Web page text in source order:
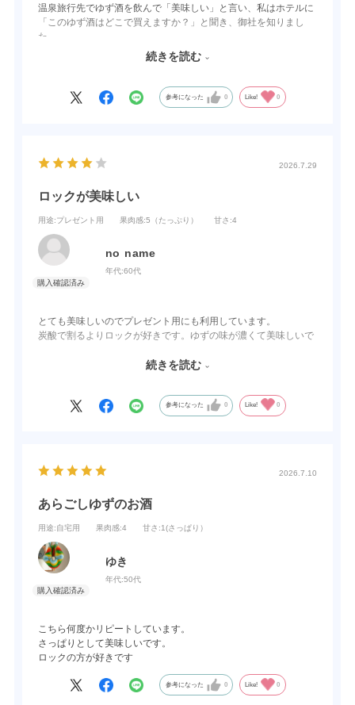
温泉旅行先でゆず酒を飲んで「美味しい」と言い、私はホテルに
「このゆず酒はどこで買えますか？」と聞き、御社を知りまし
た。
帰ってから、すぐ御社のホームページより「あらごしゆず」を注
これからも「あらごしゆず」を作り続けてください。
続きを読む
参考になった 0 Like! 0
2026.7.29
ロックが美味しい
用途:プレゼント用 果肉感:5（たっぷり） 甘さ :4
no name
年代:60代
とても美味しいのでプレゼント用にも利用しています。
炭酸で割るよりロックが好きです。ゆずの味が濃くて美味しいで
もう少し甘さ控えめだともっといいです。
続きを読む
参考になった 0 Like! 0
2026.7.10
あらごしゆずのお酒
用途:自宅用 果肉感:4 甘さ :1(さっぱり）
ゆき
年代:50代
こちら何度かリピートしています。
さっぱりとして美味しいです。
ロックの方が好きです
参考になった 0 Like! 0